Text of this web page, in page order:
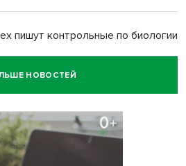
пишут контрольные по биологии
НОВОСТЕЙ